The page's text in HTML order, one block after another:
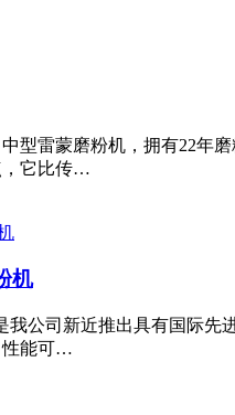
型雷蒙磨粉机，拥有22年
，它比传…
机
我公司新近推出具有国际
性能可…